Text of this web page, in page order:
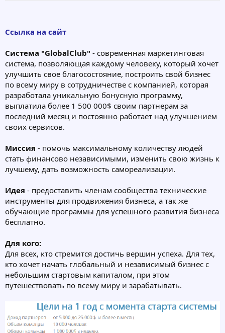
Ссылка на сайт
Система "GlobalClub" - современная маркетинговая
система, позволяющая каждому человеку, который хочет
улучшить свое благосостояние, построить свой бизнес
по всему миру в сотрудничестве с компанией, которая
разработала уникальную бонусную программу,
выплатила более 1 500 000$ своим партнерам за
последний месяц и постоянно работает над улучшением
своих сервисов.
Миссия - помочь максимальному количеству людей
стать финансово независимыми, изменить свою жизнь к
лучшему, дать возможность самореализации.
Идея - предоставить членам сообщества технические
инструменты для продвижения бизнеса, а так же
обучающие программы для успешного развития бизнеса
бесплатно.
Для кого:
Для всех, кто стремится достичь вершин успеха. Для тех,
кто хочет начать глобальный и независимый бизнес с
небольшим стартовым капиталом, при этом
путешествовать по всему миру и зарабатывать.